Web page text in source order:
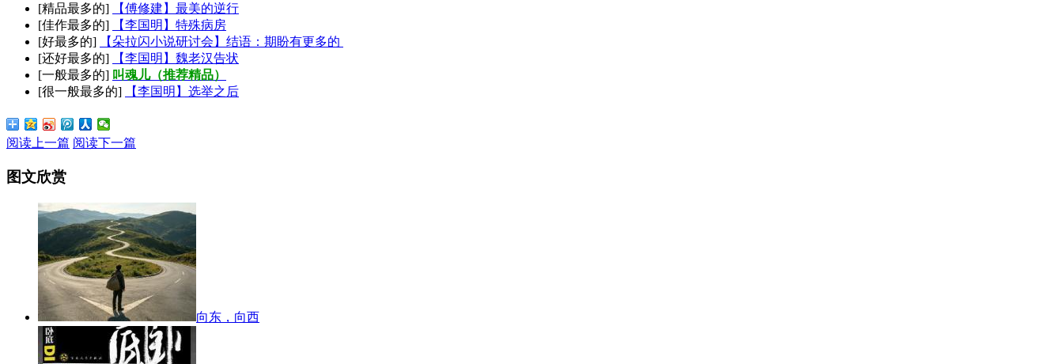
[精品最多的]
【傅修建】最美的逆行
[佳作最多的]
【李国明】特殊病房
[好最多的]
【朵拉闪小说研讨会】结语：期盼有更多的
[还好最多的]
【李国明】魏老汉告状
[一般最多的] 叫魂儿（推荐精品）
[很一般最多的]
【李国明】选举之后
阅读上一篇 阅读下一篇
图文欣赏
向东，向西